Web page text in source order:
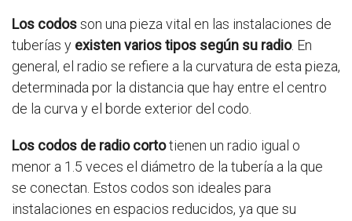
Los codosson una pieza vital en las instalaciones de
tuberías y existen varios tipos según su radio. En
general, el radio se refiere a la curvatura de esta pieza,
determinada por la distancia que hay entre el centro
de la curva y el borde exterior del codo.
Los codos de radio cortotienen un radio igual o
menor a 1.5 veces el diámetro de la tubería a la que
se conectan. Estos codos son ideales para
instalaciones en espacios reducidos, ya que su